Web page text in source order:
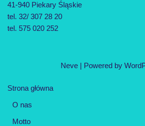
41-940 Piekary Śląskie
tel. 32/ 307 28 20
tel. 575 020 252
Neve| Powered by
Strona główna
O nas
Motto